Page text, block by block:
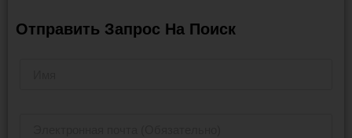
Отправить Запрос На Поиск